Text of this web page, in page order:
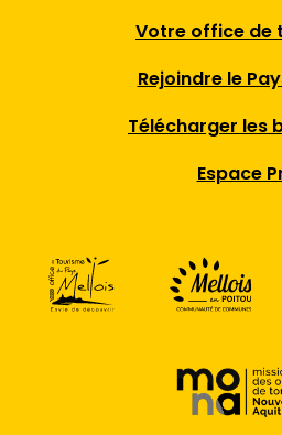
Votre office de
Rejoindre le
Télécharger les
Espace